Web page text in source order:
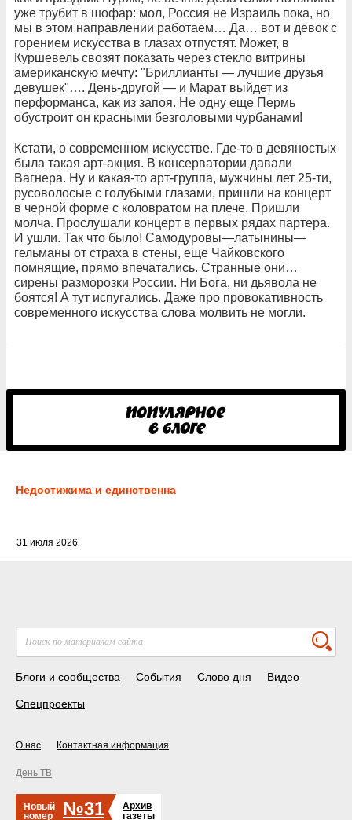
уже трубит в шофар: мол, Россия не Израиль пока, но
мы в этом направлении работаем… Да… вот и девок с
горением искусства в глазах отпустят. Может, в
Куршевель свозят показать через стекло витрины
американскую мечту: "Бриллианты — лучшие друзья
девушек"…. День-другой — и Марат выйдет из
перформанса, как из запоя. Не одну еще Пермь
обустроит он красными безголовыми чурбанами!
Кстати, о современном искусстве. Где-то в девяностых
была такая арт-акция. В консерватории давали
Вагнера. Ну и какая-то арт-группа, мужчины лет 25-ти,
русоволосые с голубыми глазами, пришли на концерт
в черной форме с коловратом на плече. Пришли
молча. Прослушали концерт в первых рядах партера.
И ушли. Так что было! Самодуровы—латынины—
гельманы от страха в стены, еще Чайковского
помнящие, прямо впечатались. Странные они…
сирены разморозки России. Ни Бога, ни дьявола не
боятся! А тут испугались. Даже про провокативность
современного искусства слова молвить не могли.
Недостижима и единственна
31 июля 2026
Блоги и сообщества События Слово дня Видео
Спецпроекты
О нас Контактная информация
День ТВ
Новый
номер
№31
Архив
газеты